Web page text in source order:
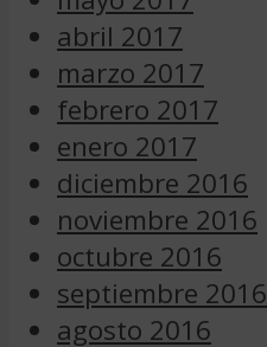
abril 2017
marzo 2017
febrero 2017
enero 2017
diciembre 2016
noviembre 2016
octubre 2016
septiembre 2016
agosto 2016